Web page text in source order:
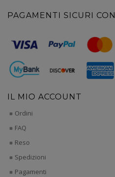
PAGAMENTI SICURI CON
IL MIO ACCOUNT
Ordini
FAQ
Reso
Spedizioni
Pagamenti